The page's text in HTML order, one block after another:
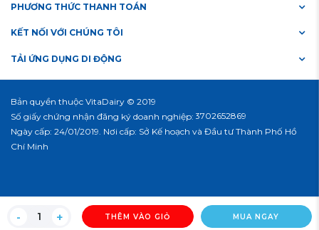
THÊM VÀO GIỎ MUA NGAY
PHƯƠNG THỨC THANH TOÁN
KẾT NỐI VỚI CHÚNG TÔI
TẢI ỨNG DỤNG DI ĐỘNG
Bản quyền thuộc VitaDairy © 2019
Số giấy chứng nhận đăng ký doanh nghiệp:#3702652869
Ngày cấp: 24/01/2019. Nơi cấp: Sở Kế hoạch và Đầu tư Thành Phố Hồ
Chí Minh